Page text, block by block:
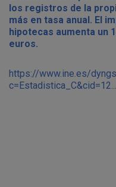
los registros de la
más en tasa anual. El
hipotecas aumenta un
euros.
https://www.ine.es/
c=Estadistica_C&cid=12...